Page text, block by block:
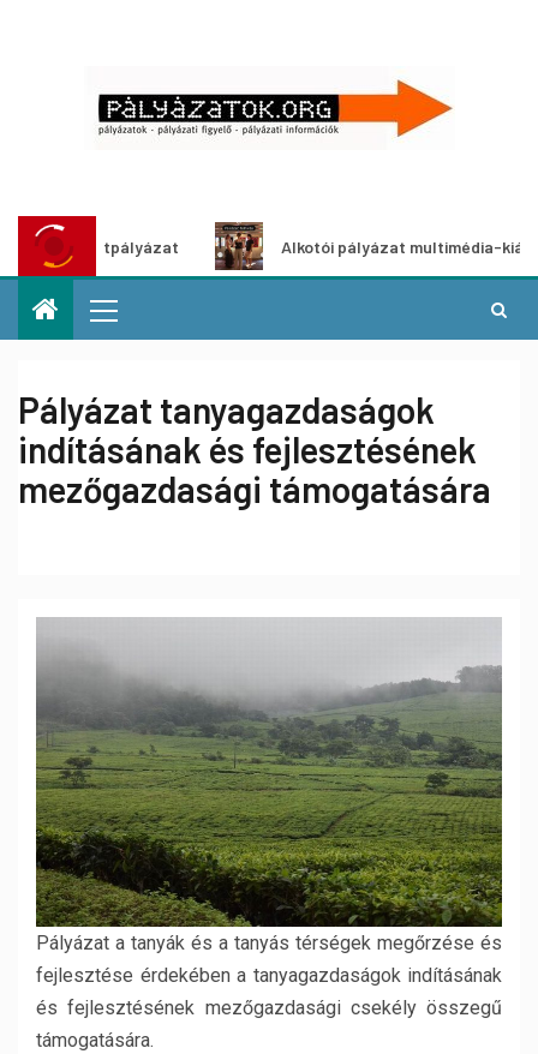
Alkotói pályázat multimédia-kiállításhoz
Pályázat tanyagazdaságok
indításának és fejlesztésének
mezőgazdasági támogatására
Pályázat a tanyák és a tanyás térségek megőrzése és
fejlesztése érdekében a tanyagazdaságok indításának
és fejlesztésének mezőgazdasági csekély összegű
támogatására.